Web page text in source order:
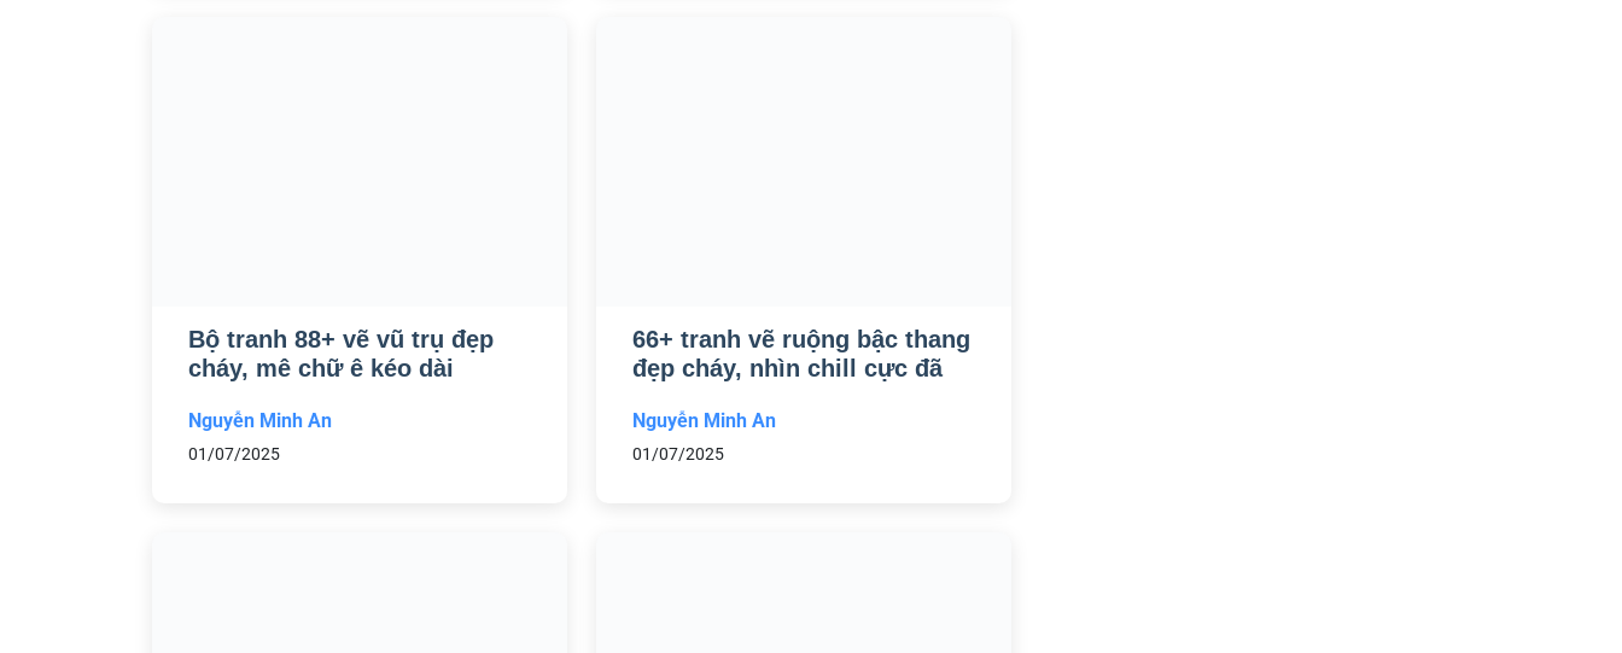
Bộ tranh 88+ vẽ vũ trụ đẹp
cháy, mê chữ ê kéo dài
Nguyễn Minh An
01/07/2025
66+ tranh vẽ ruộng bậc thang
đẹp cháy, nhìn chill cực đã
Nguyễn Minh An
01/07/2025